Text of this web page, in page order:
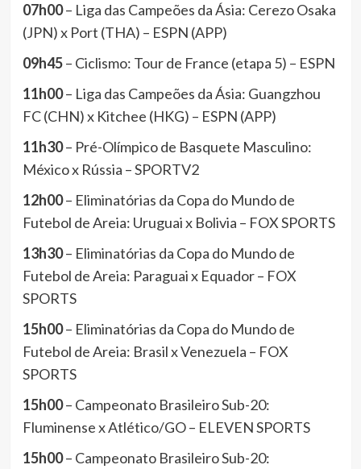
07h00– Liga das Campeões da Ásia: Cerezo Osaka
(JPN) x Port (THA) – ESPN (APP)
09h45– Ciclismo: Tour de France (etapa 5) – ESPN
11h00– Liga das Campeões da Ásia: Guangzhou
FC (CHN) x Kitchee (HKG) – ESPN (APP)
11h30– Pré-Olímpico de Basquete Masculino:
México x Rússia – SPORTV2
12h00– Eliminatórias da Copa do Mundo de
Futebol de Areia: Uruguai x Bolivia – FOX SPORTS
13h30– Eliminatórias da Copa do Mundo de
Futebol de Areia: Paraguai x Equador – FOX
SPORTS
15h00– Eliminatórias da Copa do Mundo de
Futebol de Areia: Brasil x Venezuela – FOX
SPORTS
15h00– Campeonato Brasileiro Sub-20:
Fluminense x Atlético/GO – ELEVEN SPORTS
15h00– Campeonato Brasileiro Sub-20: